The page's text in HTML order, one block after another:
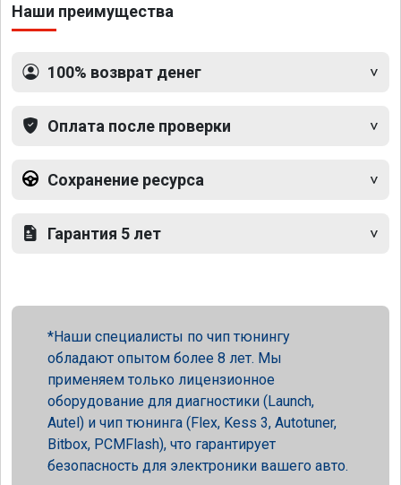
Наши преимущества
100% возврат денег
Оплата после проверки
Сохранение ресурса
Гарантия 5 лет
Наши специалисты по чип тюнингу
обладают опытом более 8 лет. Мы
применяем только лицензионное
оборудование для диагностики (Launch,
Autel) и чип тюнинга (Flex, Kess 3, Autotuner,
Bitbox, PCMFlash), что гарантирует
безопасность для электроники вашего авто.